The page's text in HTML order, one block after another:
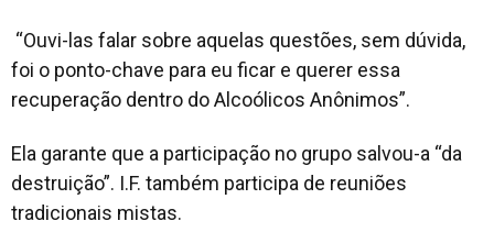
“Ouvi-las falar sobre aquelas questões, sem dúvida,
foi o ponto-chave para eu ficar e querer essa
recuperação dentro do Alcoólicos Anônimos”.
Ela garante que a participação no grupo salvou-a “da
destruição”. I.F. também participa de reuniões
tradicionais mistas.